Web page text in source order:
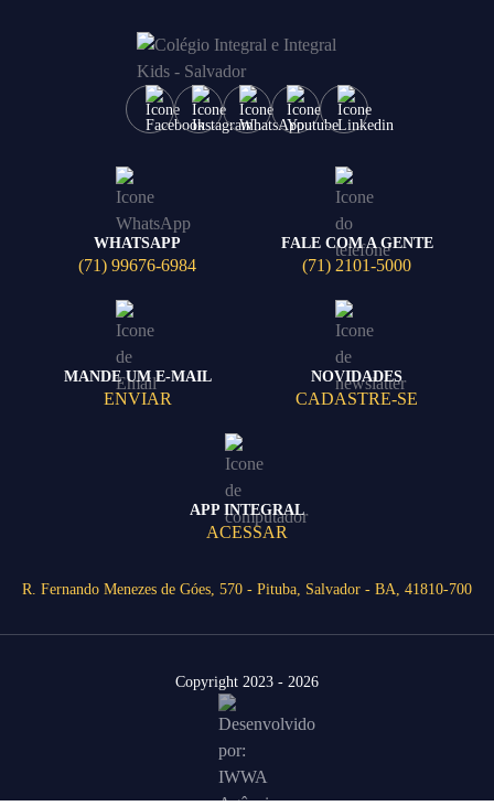
WHATSAPP
(71) 99676-6984
FALE COM A GENTE
(71) 2101-5000
MANDE UM E-MAIL
ENVIAR
NOVIDADES
CADASTRE-SE
APP INTEGRAL
ACESSAR
R. Fernando Menezes de Góes, 570 - Pituba, Salvador - BA, 41810-700
Copyright 2023 - 2026